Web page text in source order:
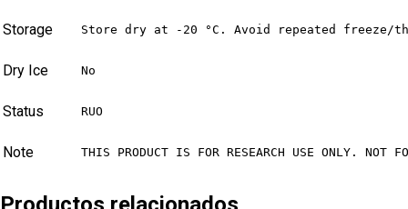
Storage Store dry at -20 °C. Avoid repeated freeze/
Dry Ice No
Status RUO
Note THIS PRODUCT IS FOR RESEARCH USE ONLY. NOT